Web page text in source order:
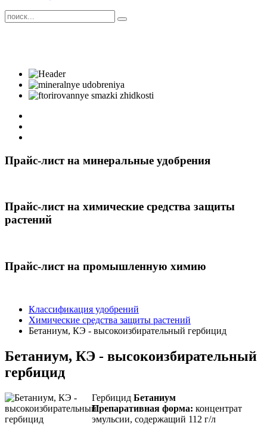
Прайс-лист на минеральные удобрения
Прайс-лист на химические средства защиты
растений
Прайс-лист на промышленную химию
Классификация удобрений
Химические средства защиты растений
Бетаниум, КЭ - высокоизбирательный гербицид
Бетаниум, КЭ - высокоизбирательный
гербицид
Гербицид Бетаниум
Препаративная форма: концентрат
эмульсии, содержащий 112 г/л